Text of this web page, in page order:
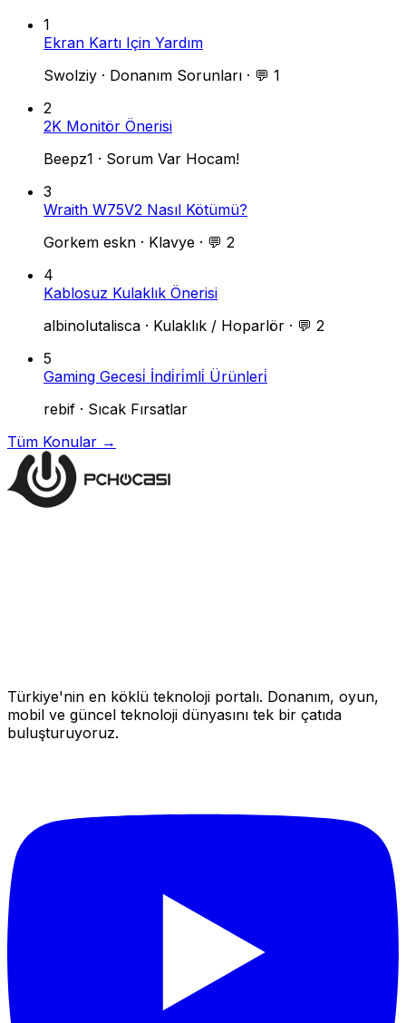
1
Ekran Kartı Için Yardım
Swolziy · Donanım Sorunları · 💬 1
2
2K Monitör Önerisi
Beepz1 · Sorum Var Hocam!
3
Wraith W75V2 Nasıl Kötümü?
Gorkem eskn · Klavye · 💬 2
4
Kablosuz Kulaklık Önerisi
albinolutalisca · Kulaklık / Hoparlör · 💬 2
5
Gaming Gecesi̇ İndi̇ri̇mli̇ Ürünleri̇
rebif · Sıcak Fırsatlar
Tüm Konular →
Türkiye'nin en köklü teknoloji portalı. Donanım, oyun,
mobil ve güncel teknoloji dünyasını tek bir çatıda
buluşturuyoruz.